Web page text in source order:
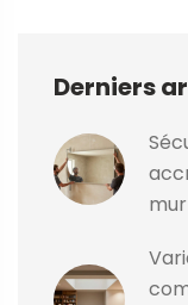
Derniers